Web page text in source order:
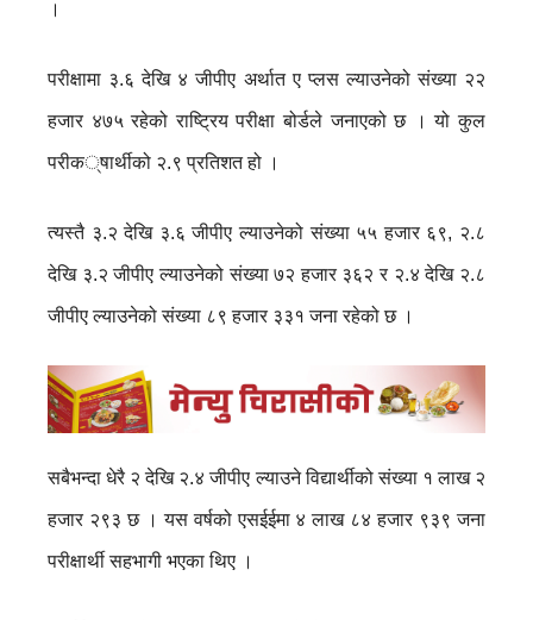
।
परीक्षामा ३.६ देखि ४ जीपीए अर्थात ए प्लस ल्याउनेको संख्या २२
हजार ४७५ रहेको राष्ट्रिय परीक्षा बोर्डले जनाएको छ । यो कुल
परीक्षार्थीको २.९ प्रतिशत हो ।
त्यस्तै ३.२ देखि ३.६ जीपीए ल्याउनेको संख्या ५५ हजार ६९, २.८
देखि ३.२ जीपीए ल्याउनेको संख्या ७२ हजार ३६२ र २.४ देखि २.८
जीपीए ल्याउनेको संख्या ८९ हजार ३३१ जना रहेको छ ।
सबैभन्दा धेरै २ देखि २.४ जीपीए ल्याउने विद्यार्थीको संख्या १ लाख २
हजार २९३ छ । यस वर्षको एसईईमा ४ लाख ८४ हजार ९३९ जना
परीक्षार्थी सहभागी भएका थिए ।